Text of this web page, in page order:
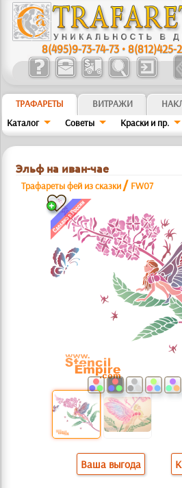
8(495)9-73-74-73 •8(812)425-
ТРАФАРЕТЫ ВИТРАЖИ
Каталог
Советы Краски и пр.
Эльф на иван-чае
Трафареты фей из сказки / FW07
Ваша выгода